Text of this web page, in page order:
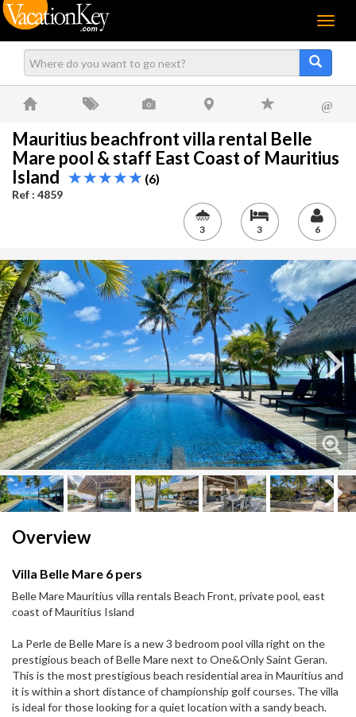
Menu
@
Mauritius beachfront villa rental Belle
Mare pool & staff East Coast of Mauritius
Island
(6)
Ref : 4859
3 3 6
Next
Overview
Villa Belle Mare 6 pers
Belle Mare Mauritius villa rentals Beach Front, private pool, east
coast of Mauritius Island
La Perle de Belle Mare is a new 3 bedroom pool villa right on the
prestigious beach of Belle Mare next to One&Only Saint Geran.
This is the most prestigious beach residential area in Mauritius and
it is within a short distance of championship golf courses. The villa
is ideal for those looking for a quiet location with a sandy beach.